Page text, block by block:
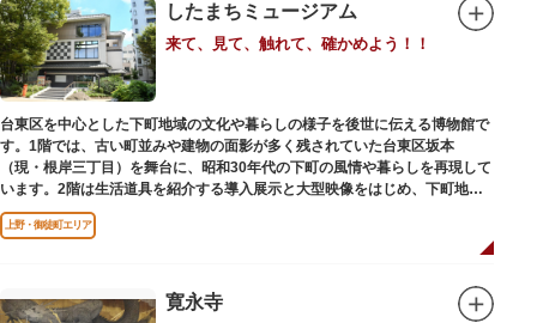
したまちミュージアム
来て、見て、触れて、確かめよう！！
台東区を中心とした下町地域の文化や暮らしの様子を後世に伝える博物館で
す。1階では、古い町並みや建物の面影が多く残されていた台東区坂本
（現・根岸三丁目）を舞台に、昭和30年代の下町の風情や暮らしを再現して
います。2階は生活道具を紹介する導入展示と大型映像をはじめ、下町地域
の歴史や出来事をたどることのできる資料を展示しています。また3階には
企画展示室と、道具や玩具を体験し、調べることができるしたまち情報コー
上野・御徒町エリア
寛永寺